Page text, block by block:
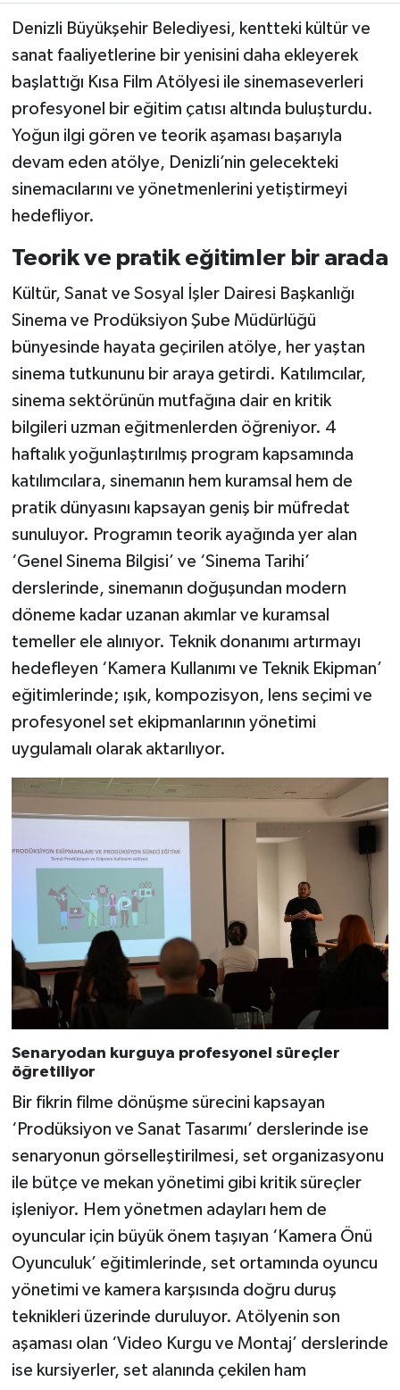
Denizli Büyükşehir Belediyesi, kentteki kültür ve
sanat faaliyetlerine bir yenisini daha ekleyerek
başlattığı Kısa Film Atölyesi ile sinemaseverleri
profesyonel bir eğitim çatısı altında buluşturdu.
Yoğun ilgi gören ve teorik aşaması başarıyla
devam eden atölye, Denizli’nin gelecekteki
sinemacılarını ve yönetmenlerini yetiştirmeyi
hedefliyor.
Teorik ve pratik eğitimler bir arada
Kültür, Sanat ve Sosyal İşler Dairesi Başkanlığı
Sinema ve Prodüksiyon Şube Müdürlüğü
bünyesinde hayata geçirilen atölye, her yaştan
sinema tutkununu bir araya getirdi. Katılımcılar,
sinema sektörünün mutfağına dair en kritik
bilgileri uzman eğitmenlerden öğreniyor. 4
haftalık yoğunlaştırılmış program kapsamında
katılımcılara, sinemanın hem kuramsal hem de
pratik dünyasını kapsayan geniş bir müfredat
sunuluyor. Programın teorik ayağında yer alan
‘Genel Sinema Bilgisi’ ve ‘Sinema Tarihi’
derslerinde, sinemanın doğuşundan modern
döneme kadar uzanan akımlar ve kuramsal
temeller ele alınıyor. Teknik donanımı artırmayı
hedefleyen ‘Kamera Kullanımı ve Teknik Ekipman’
eğitimlerinde; ışık, kompozisyon, lens seçimi ve
profesyonel set ekipmanlarının yönetimi
uygulamalı olarak aktarılıyor.
Senaryodan kurguya profesyonel süreçler
öğretiliyor
Bir fikrin filme dönüşme sürecini kapsayan
‘Prodüksiyon ve Sanat Tasarımı’ derslerinde ise
senaryonun görselleştirilmesi, set organizasyonu
ile bütçe ve mekan yönetimi gibi kritik süreçler
işleniyor. Hem yönetmen adayları hem de
oyuncular için büyük önem taşıyan ‘Kamera Önü
Oyunculuk’ eğitimlerinde, set ortamında oyuncu
yönetimi ve kamera karşısında doğru duruş
teknikleri üzerinde duruluyor. Atölyenin son
aşaması olan ‘Video Kurgu ve Montaj’ derslerinde
ise kursiyerler, set alanında çekilen ham